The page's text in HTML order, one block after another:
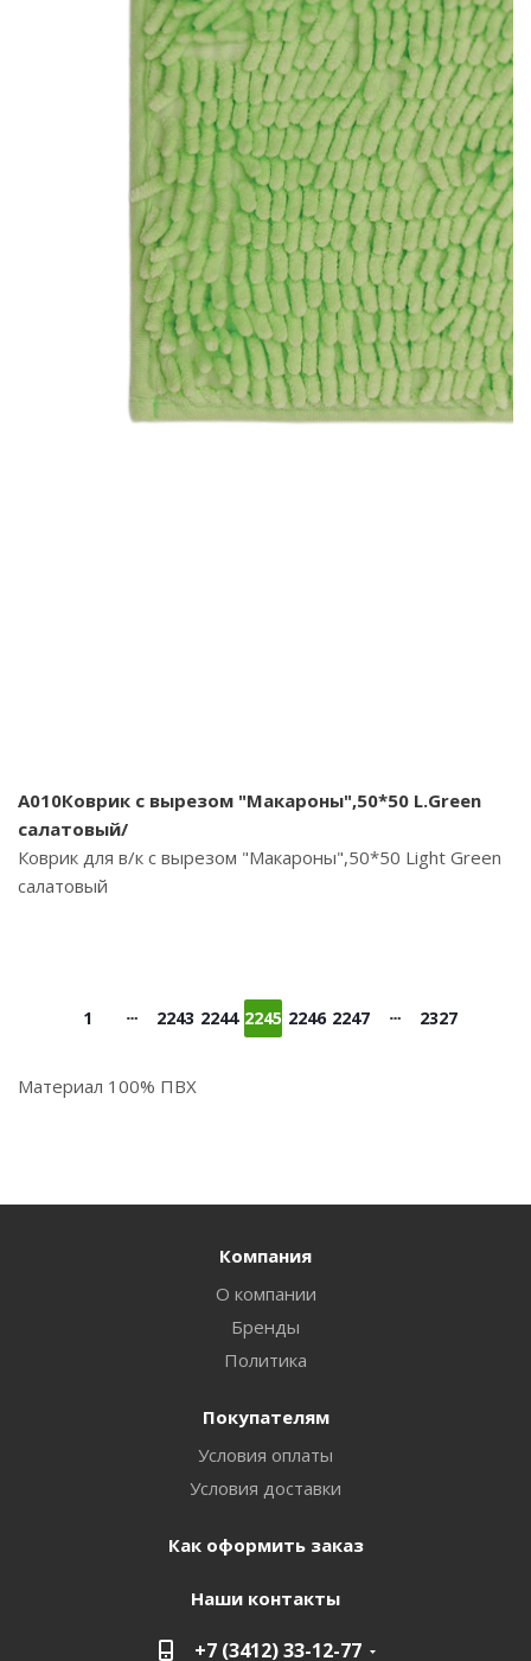
A010Коврик с вырезом "Макароны",50*50 L.Green
салатовый/
Коврик для в/к с вырезом "Макароны",50*50 Light Green
салатовый
1 2243 2244 2245 2246 2247 2327
Материал 100% ПВХ
Компания
О компании
Бренды
Политика
Покупателям
Условия оплаты
Условия доставки
Как оформить заказ
Наши контакты
+7 (3412) 33-12-77